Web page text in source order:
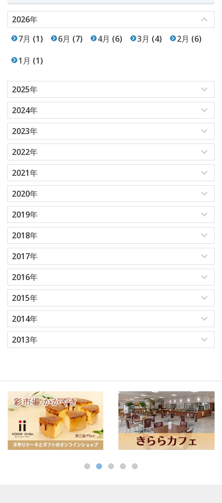
2026年
7月 (1) 6月 (7) 4月 (6) 3月 (4) 2月 (6)
1月 (1)
2025年
2024年
2023年
2022年
2021年
2020年
2019年
2018年
2017年
2016年
2015年
2014年
2013年